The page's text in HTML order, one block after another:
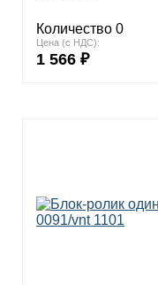
Количество 0
Цена (с НДС):
1 566 ₽